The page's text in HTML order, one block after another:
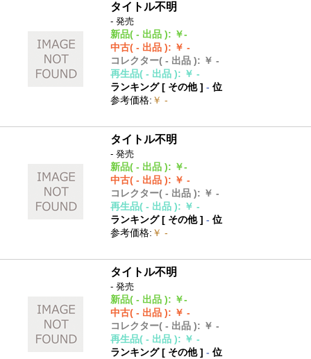
タイトル不明
- 発売
新品( - 出品 ): ￥-
中古( - 出品 ): ￥ -
コレクター( - 出品 ): ￥ -
再生品( - 出品 ): ￥ -
ランキング [ その他]- 位
参考価格: ￥ -
タイトル不明
- 発売
新品( - 出品 ): ￥-
中古( - 出品 ): ￥ -
コレクター( - 出品 ): ￥ -
再生品( - 出品 ): ￥ -
ランキング [ その他]- 位
参考価格: ￥ -
タイトル不明
- 発売
新品( - 出品 ): ￥-
中古( - 出品 ): ￥ -
コレクター( - 出品 ): ￥ -
再生品( - 出品 ): ￥ -
ランキング [ その他]- 位